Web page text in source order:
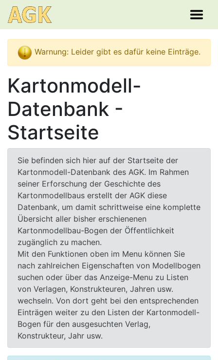
Warnung: Leider gibt es dafür keine Einträge.
Kartonmodell-
Datenbank -
Startseite
Sie befinden sich hier auf der Startseite der
Kartonmodell-Datenbank des AGK. Im Rahmen
seiner Erforschung der Geschichte des
Kartonmodellbaus erstellt der AGK diese
Datenbank, um damit schrittweise eine komplette
Übersicht aller bisher erschienenen
Kartonmodellbau-Bogen der Öffentlichkeit
zugänglich zu machen.
Mit den Funktionen oben im Menu können Sie
nach zahlreichen Eigenschaften von Modellbogen
suchen oder über das Anzeige-Menu zu Listen
von Verlagen, Konstrukteuren, Jahren usw.
wechseln. Von dort geht bei den entsprechenden
Einträgen weiter zu den Listen der Kartonmodell-
Bogen für den ausgesuchten Verlag,
Konstrukteur, Jahr usw.